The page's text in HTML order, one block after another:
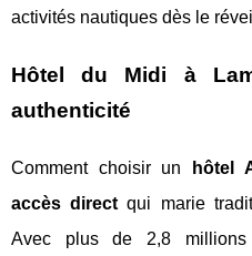
activités nautiques dès le
Hôtel du Midi à
authenticité
Comment choisir un
hôtel
accès direct qui marie
Avec plus de 2,8